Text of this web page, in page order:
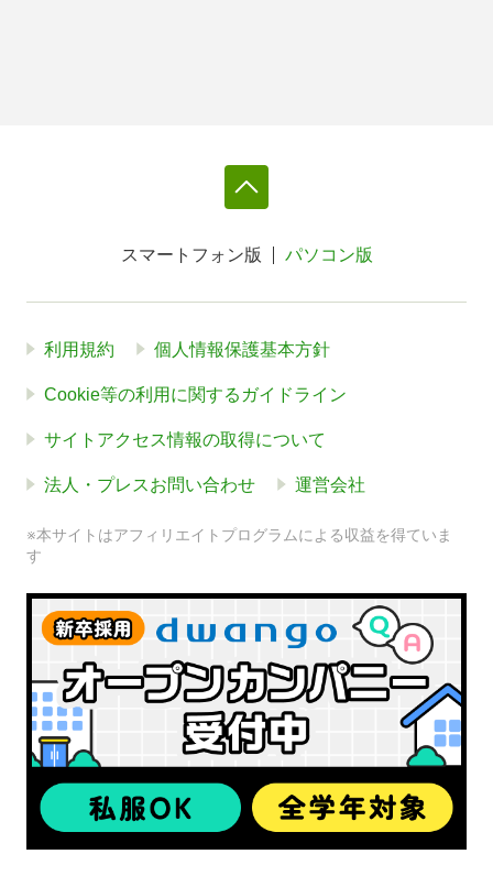
スマートフォン版 パソコン版
利用規約 個人情報保護基本方針
Cookie等の利用に関するガイドライン
サイトアクセス情報の取得について
法人・プレスお問い合わせ 運営会社
※本サイトはアフィリエイトプログラムによる収益を得ていま
す